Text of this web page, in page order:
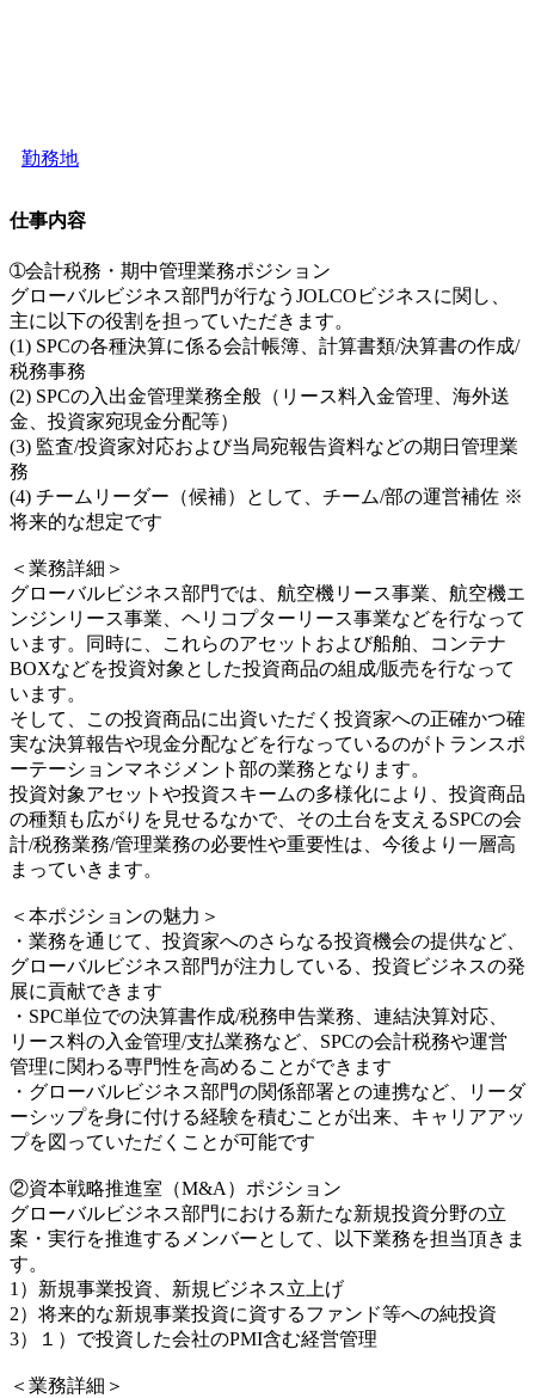
勤務地
仕事内容
➀会計税務・期中管理業務ポジション
グローバルビジネス部門が行なうJOLCOビジネスに関し、
主に以下の役割を担っていただきます。
(1) SPCの各種決算に係る会計帳簿、計算書類/決算書の作成/
税務事務
(2) SPCの入出金管理業務全般（リース料入金管理、海外送
金、投資家宛現金分配等）
(3) 監査/投資家対応および当局宛報告資料などの期日管理業
務
(4) チームリーダー（候補）として、チーム/部の運営補佐 ※
将来的な想定です
＜業務詳細＞
グローバルビジネス部門では、航空機リース事業、航空機エ
ンジンリース事業、ヘリコプターリース事業などを行なって
います。同時に、これらのアセットおよび船舶、コンテナ
BOXなどを投資対象とした投資商品の組成/販売を行なって
います。
そして、この投資商品に出資いただく投資家への正確かつ確
実な決算報告や現金分配などを行なっているのがトランスポ
ーテーションマネジメント部の業務となります。
投資対象アセットや投資スキームの多様化により、投資商品
の種類も広がりを見せるなかで、その土台を支えるSPCの会
計/税務業務/管理業務の必要性や重要性は、今後より一層高
まっていきます。
＜本ポジションの魅力＞
・業務を通じて、投資家へのさらなる投資機会の提供など、
グローバルビジネス部門が注力している、投資ビジネスの発
展に貢献できます
・SPC単位での決算書作成/税務申告業務、連結決算対応、
リース料の入金管理/支払業務など、SPCの会計税務や運営
管理に関わる専門性を高めることができます
・グローバルビジネス部門の関係部署との連携など、リーダ
ーシップを身に付ける経験を積むことが出来、キャリアアッ
プを図っていただくことが可能です
②資本戦略推進室（M&A）ポジション
グローバルビジネス部門における新たな新規投資分野の立
案・実行を推進するメンバーとして、以下業務を担当頂きま
す。
1）新規事業投資、新規ビジネス立上げ
2）将来的な新規事業投資に資するファンド等への純投資
3）１）で投資した会社のPMI含む経営管理
＜業務詳細＞